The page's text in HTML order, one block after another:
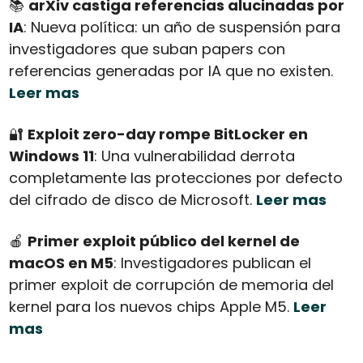
📚 arXiv castiga referencias alucinadas por
IA: Nueva política: un año de suspensión para
investigadores que suban papers con
referencias generadas por IA que no existen.
Leer mas
🔐 Exploit zero-day rompe BitLocker en
Windows 11: Una vulnerabilidad derrota
completamente las protecciones por defecto
del cifrado de disco de Microsoft. Leer mas
🍎 Primer exploit público del kernel de
macOS en M5: Investigadores publican el
primer exploit de corrupción de memoria del
kernel para los nuevos chips Apple M5. Leer
mas